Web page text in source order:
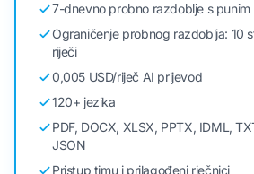
7-dnevno probno razdoblje s
Ograničenje probnog razdoblja: 10
riječi
0,005 USD/riječ AI prijevod
120+ jezika
PDF, DOCX, XLSX, PPTX, IDML,
JSON
Pristup timu i prilagođeni rječnici